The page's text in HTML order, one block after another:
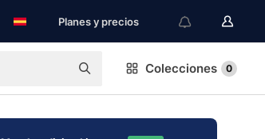
Planes y precios
Colecciones 0